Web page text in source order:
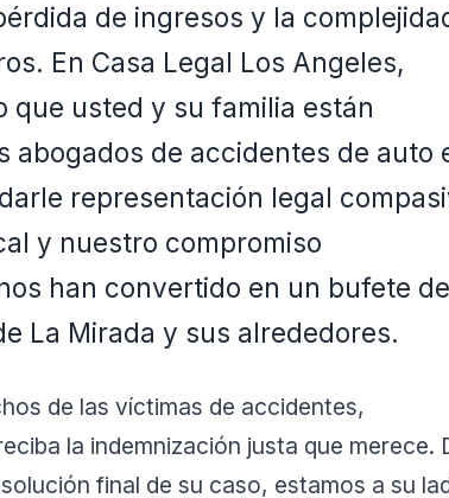
de ingresos y la
En Casa Legal Los Angeles,
usted y su familia están
abogados de accidentes de auto
representación legal
y nuestro compromiso
han convertido en un bufete de
La Mirada y sus alrededores.
de las víctimas de accidentes,
la indemnización justa que merece.
final de su caso, estamos a su